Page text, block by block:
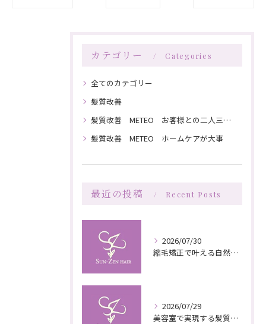
カテゴリー Categories
全てのカテゴリー
髪質改善
髪質改善 METEO お客様との二人三脚で髪を綺麗にしていく
髪質改善 METEO ホームケアが大事
最近の投稿 Recent Posts
2026/07/30
縮毛矯正で叶える自然な艶としなやかさの秘訣
2026/07/29
美容室で実現する髪質改善の栄養補給技術